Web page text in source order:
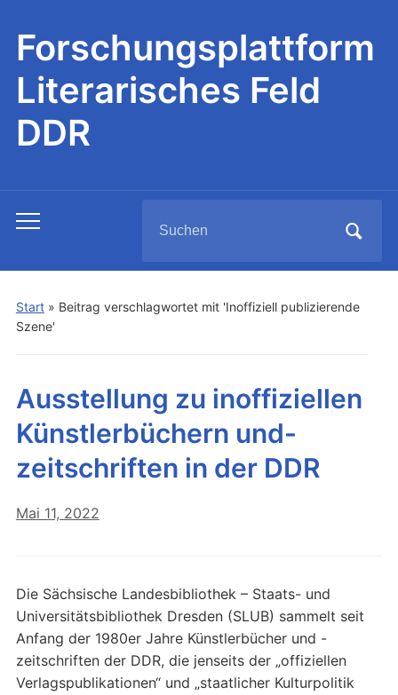
Forschungsplattform
Literarisches Feld
DDR
Toggle
menu
for:
Start» Beitrag verschlagwortet mit 'Inoffiziell publizierende
Szene'
Ausstellung zu inoffiziellen
Künstlerbüchern und-
zeitschriften in der DDR
Mai 11, 2022
Die Sächsische Landesbibliothek – Staats- und
Universitätsbibliothek Dresden (SLUB) sammelt seit
Anfang der 1980er Jahre Künstlerbücher und -
zeitschriften der DDR, die jenseits der „offiziellen
Verlagspublikationen“ und „staatlicher Kulturpolitik